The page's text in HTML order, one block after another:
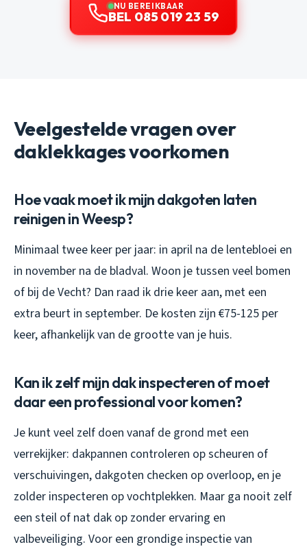
NU BEREIKBAAR
BEL 085 019 23 59
Veelgestelde vragen over
daklekkages voorkomen
Hoe vaak moet ik mijn dakgoten laten
reinigen in Weesp?
Minimaal twee keer per jaar: in april na de lentebloei en
in november na de bladval. Woon je tussen veel bomen
of bij de Vecht? Dan raad ik drie keer aan, met een
extra beurt in september. De kosten zijn €75-125 per
keer, afhankelijk van de grootte van je huis.
Kan ik zelf mijn dak inspecteren of moet
daar een professional voor komen?
Je kunt veel zelf doen vanaf de grond met een
verrekijker: dakpannen controleren op scheuren of
verschuivingen, dakgoten checken op overloop, en je
zolder inspecteren op vochtplekken. Maar ga nooit zelf
een steil of nat dak op zonder ervaring en
valbeveiliging. Voor een grondige inspectie van